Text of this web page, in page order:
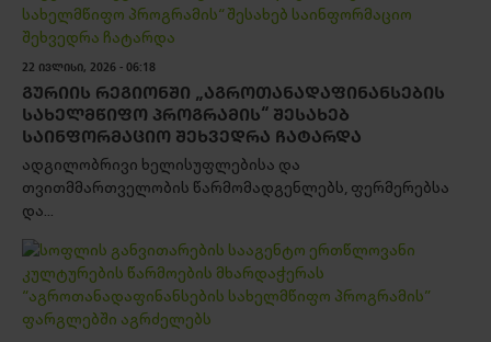
22 ᲘᲕᲚᲘᲡᲘ, 2026 - 06:18
ᲒᲣᲠᲘᲘᲡ ᲠᲔᲒᲘᲝᲜᲨᲘ „ᲐᲒᲠᲝᲗᲐᲜᲐᲓᲐᲤᲘᲜᲐᲜᲡᲔᲑᲘᲡ
ᲡᲐᲮᲔᲚᲛᲬᲘᲤᲝ ᲞᲠᲝᲒᲠᲐᲛᲘᲡ“ ᲨᲔᲡᲐᲮᲔᲑ
ᲡᲐᲘᲜᲤᲝᲠᲛᲐᲪᲘᲝ ᲨᲔᲮᲕᲔᲓᲠᲐ ᲩᲐᲢᲐᲠᲓᲐ
ადგილობრივი ხელისუფლებისა და
თვითმმართველობის წარმომადგენლებს, ფერმერებსა
და...